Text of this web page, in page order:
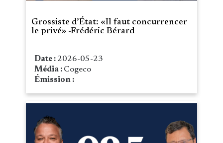
Grossiste d’État: «Il faut concurrencer
le privé» -Frédéric Bérard
Date : 2026-05-23
Média : Cogeco
Émission :